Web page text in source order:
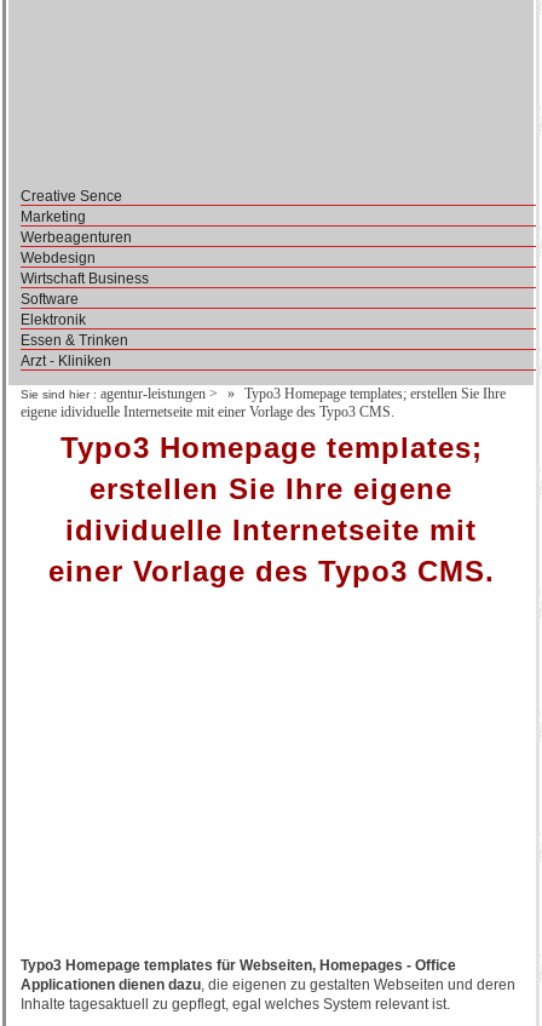
Creative Sence
Marketing
Werbeagenturen
Webdesign
Wirtschaft Business
Software
Elektronik
Essen & Trinken
Arzt - Kliniken
Sie sind hier : agentur-leistungen >
Typo3 Homepage templates; erstellen Sie Ihre
eigene idividuelle Internetseite mit einer Vorlage des Typo3 CMS.
Typo3 Homepage templates;
erstellen Sie Ihre eigene
idividuelle Internetseite mit
einer Vorlage des Typo3 CMS.
Typo3 Homepage templates für Webseiten, Homepages - Office
Applicationen dienen dazu, die eigenen zu gestalten Webseiten und deren
Inhalte tagesaktuell zu gepflegt, egal welches System relevant ist.